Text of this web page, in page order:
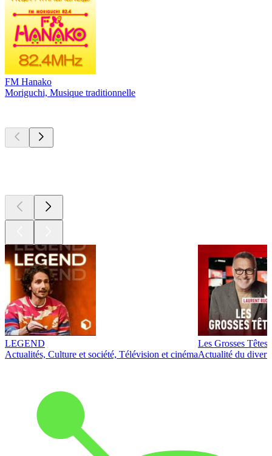
FM Hanako
Moriguchi, Musique traditionnelle
LEGEND
Actualités, Culture et société, Télévision et cinéma
Les Grosses Têtes
Actualité du